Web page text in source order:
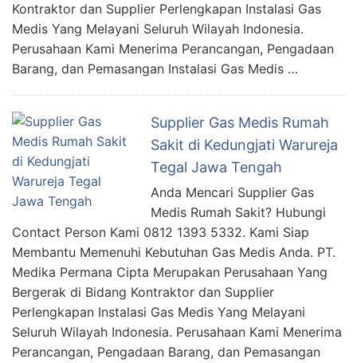
Kontraktor dan Supplier Perlengkapan Instalasi Gas
Medis Yang Melayani Seluruh Wilayah Indonesia.
Perusahaan Kami Menerima Perancangan, Pengadaan
Barang, dan Pemasangan Instalasi Gas Medis …
Supplier Gas Medis Rumah
Sakit di Kedungjati Warureja
Tegal Jawa Tengah
Anda Mencari Supplier Gas
Medis Rumah Sakit? Hubungi
Contact Person Kami 0812 1393 5332. Kami Siap
Membantu Memenuhi Kebutuhan Gas Medis Anda. PT.
Medika Permana Cipta Merupakan Perusahaan Yang
Bergerak di Bidang Kontraktor dan Supplier
Perlengkapan Instalasi Gas Medis Yang Melayani
Seluruh Wilayah Indonesia. Perusahaan Kami Menerima
Perancangan, Pengadaan Barang, dan Pemasangan